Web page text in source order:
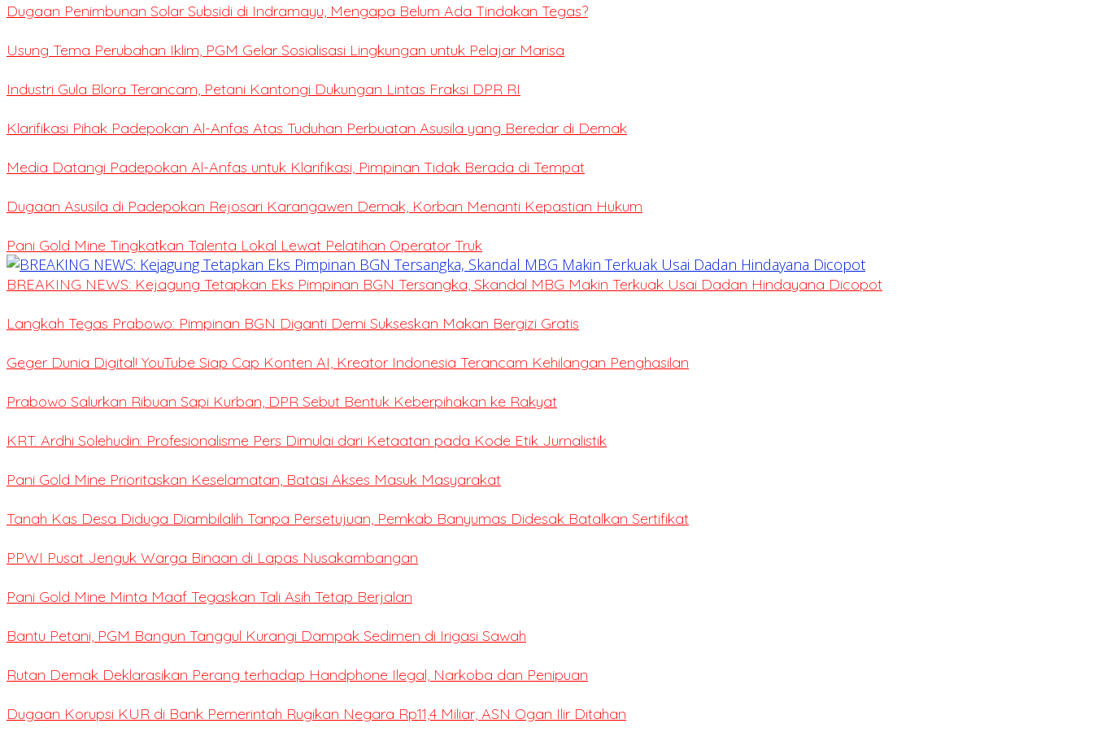
Dugaan Penimbunan Solar Subsidi di Indramayu, Mengapa Belum Ada Tindakan Tegas?
Usung Tema Perubahan Iklim, PGM Gelar Sosialisasi Lingkungan untuk Pelajar Marisa
Industri Gula Blora Terancam, Petani Kantongi Dukungan Lintas Fraksi DPR RI
Klarifikasi Pihak Padepokan Al-Anfas Atas Tuduhan Perbuatan Asusila yang Beredar di Demak
Media Datangi Padepokan Al-Anfas untuk Klarifikasi, Pimpinan Tidak Berada di Tempat
Dugaan Asusila di Padepokan Rejosari Karangawen Demak, Korban Menanti Kepastian Hukum
Pani Gold Mine Tingkatkan Talenta Lokal Lewat Pelatihan Operator Truk
BREAKING NEWS: Kejagung Tetapkan Eks Pimpinan BGN Tersangka, Skandal MBG Makin Terkuak Usai Dadan Hindayana Dicopot
Langkah Tegas Prabowo: Pimpinan BGN Diganti Demi Sukseskan Makan Bergizi Gratis
Geger Dunia Digital! YouTube Siap Cap Konten AI, Kreator Indonesia Terancam Kehilangan Penghasilan
Prabowo Salurkan Ribuan Sapi Kurban, DPR Sebut Bentuk Keberpihakan ke Rakyat
KRT. Ardhi Solehudin: Profesionalisme Pers Dimulai dari Ketaatan pada Kode Etik Jurnalistik
Pani Gold Mine Prioritaskan Keselamatan, Batasi Akses Masuk Masyarakat
Tanah Kas Desa Diduga Diambilalih Tanpa Persetujuan, Pemkab Banyumas Didesak Batalkan Sertifikat
PPWI Pusat Jenguk Warga Binaan di Lapas Nusakambangan
Pani Gold Mine Minta Maaf Tegaskan Tali Asih Tetap Berjalan
Bantu Petani, PGM Bangun Tanggul Kurangi Dampak Sedimen di Irigasi Sawah
Rutan Demak Deklarasikan Perang terhadap Handphone Ilegal, Narkoba dan Penipuan
Dugaan Korupsi KUR di Bank Pemerintah Rugikan Negara Rp11,4 Miliar, ASN Ogan Ilir Ditahan